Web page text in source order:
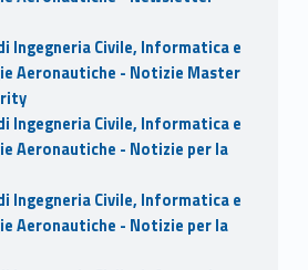
Ingegneria Civile, Informatica e
Aeronautiche - Notizie Master
Ingegneria Civile, Informatica e
Aeronautiche - Notizie per la
Ingegneria Civile, Informatica e
Aeronautiche - Notizie per la